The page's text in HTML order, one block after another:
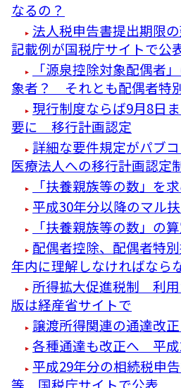
なるの？
法人税申告書提出期限
記載例が国税庁サイトで公
「源泉控除対象配偶者
象者？ それとも配偶者特
現行制度ならば9月8日
要に 移行計画認定
詳細な要件規定がパブ
医療法人への移行計画認定
「扶養親族等の数」を
平成30年分以降のマル
「扶養親族等の数」の
配偶者控除、配偶者特別
年内に理解しなければなら
所得拡大促進税制 利
版は経産省サイトで
譲渡所得関連の通達改
各種通達も改正へ 平成
平成29年分の相続税申
等 国税庁サイトで公表